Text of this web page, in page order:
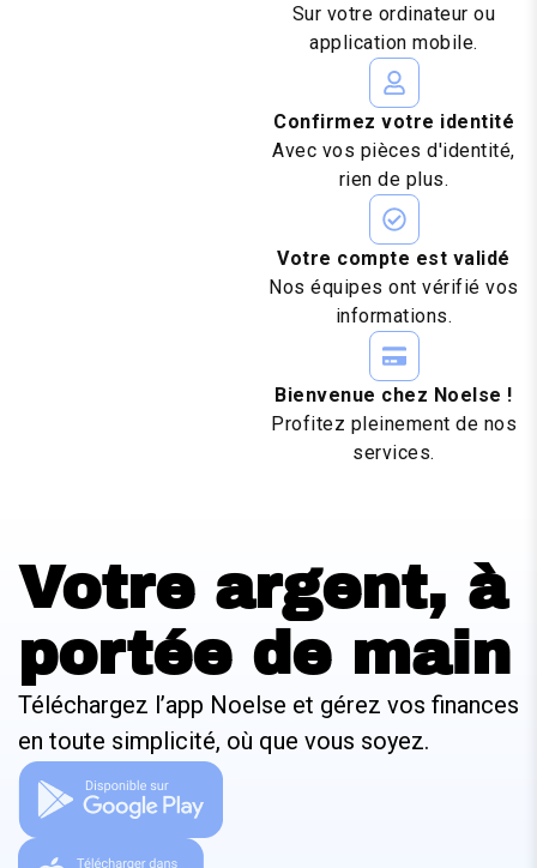
Sur votre ordinateur ou
application mobile.
Confirmez votre identité
Avec vos pièces d'identité,
rien de plus.
Votre compte est validé
Nos équipes ont vérifié vos
informations.
Bienvenue chez Noelse !
Profitez pleinement de nos
services.
Votre argent, à
portée de main
Téléchargez l’app Noelse et gérez vos finances
en toute simplicité, où que vous soyez.